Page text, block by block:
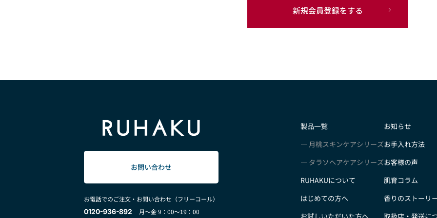
新規会員登録をする
お問い合わせ
お電話でのご注文・お問い合わせ（フリーコール）
0120-936-892
月～金 9：00～19：00
製品一覧
月桃スキンケアシリーズ
タラソヘアケアシリーズ
RUHAKUについて
はじめての方へ
お試しいただいた方へ
お知らせ
お手入れ方法
お客様の声
肌育コラム
香りのストーリ
取扱店・発送に